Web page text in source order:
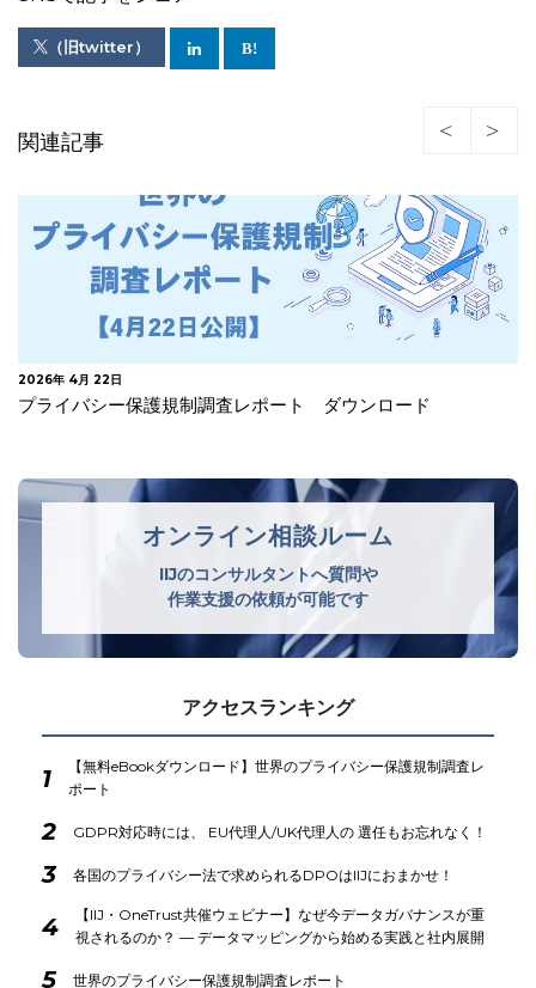
（旧twitter）
関連記事
2026年 4月 1日
GPEN Webサイト・アプリにおける子供のプライバシー保
オンライン相談ルーム
IIJのコンサルタントへ質問や
作業支援の依頼が可能です
アクセスランキング
1
【無料eBookダウンロード】世界のプライバシー保護規制調査レ
ポート
2 GDPR対応時には、 EU代理人/UK代理人の 選任もお忘れなく！
3 各国のプライバシー法で求められるDPOはIIJにおまかせ！
4
【IIJ・OneTrust共催ウェビナー】なぜ今データガバナンスが重
視されるのか？ ― データマッピングから始める実践と社内展開
5 世界のプライバシー保護規制調査レポート